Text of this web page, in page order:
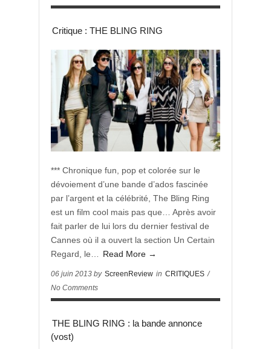
Critique : THE BLING RING
*** Chronique fun, pop et colorée sur le
dévoiement d’une bande d’ados fascinée
par l’argent et la célébrité, The Bling Ring
est un film cool mais pas que… Après avoir
fait parler de lui lors du dernier festival de
Cannes où il a ouvert la section Un Certain
Regard, le…
Read More →
06 juin 2013 by ScreenReview in CRITIQUES /
No Comments
THE BLING RING : la bande annonce
(vost)